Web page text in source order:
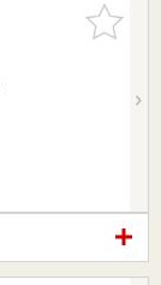
お気に入
りに追加